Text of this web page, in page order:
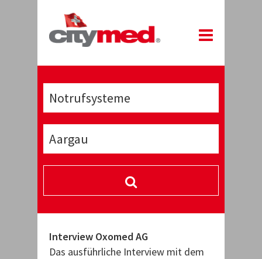
Interview Oxomed AG
Das ausführliche Interview mit dem